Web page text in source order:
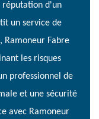
réputation d'un
un service de
Ramoneur Fabre
les risques
professionnel de
et une sécurité
avec Ramoneur